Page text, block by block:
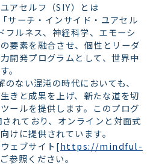
アセルフ（SIY）とは
サーチ・インサイド・ユアセル
フルネス、神経科学、エモーシ
要素を融合させ、個性とリーダ
開発プログラムとして、世界中
。
のない混沌の時代においても、
きと成果を上げ、新たな道を切
ールを提供します。このプログ
れており、オンラインと対面式
けに提供されています。
ェブサイト[https://mindful-
参照ください。